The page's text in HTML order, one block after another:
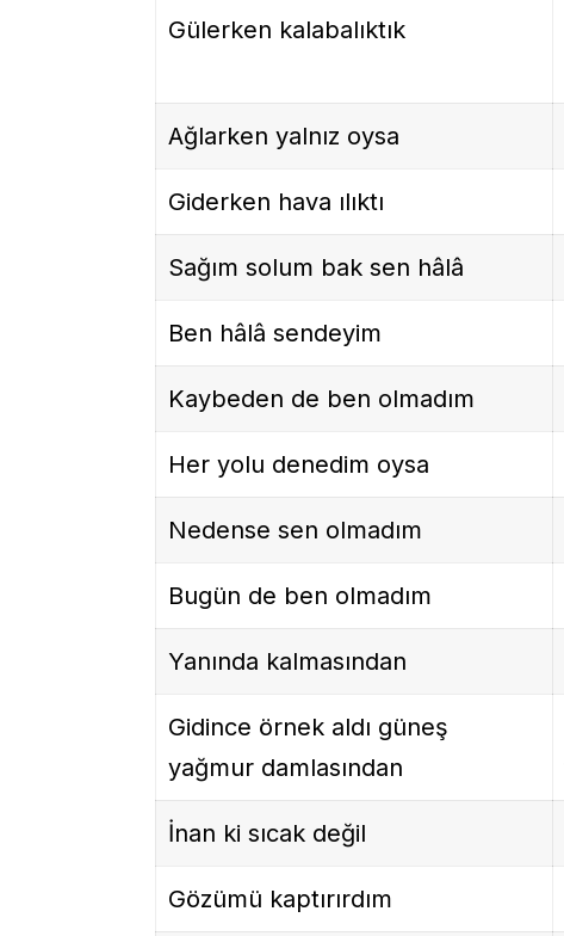
Gülerken kalabalıktık
Ağlarken yalnız oysa
Giderken hava ılıktı
Sağım solum bak sen hâlâ
Ben hâlâ sendeyim
Kaybeden de ben olmadım
Her yolu denedim oysa
Nedense sen olmadım
Bugün de ben olmadım
Yanında kalmasından
Gidince örnek aldı güneş
yağmur damlasından
İnan ki sıcak değil
Gözümü kaptırırdım